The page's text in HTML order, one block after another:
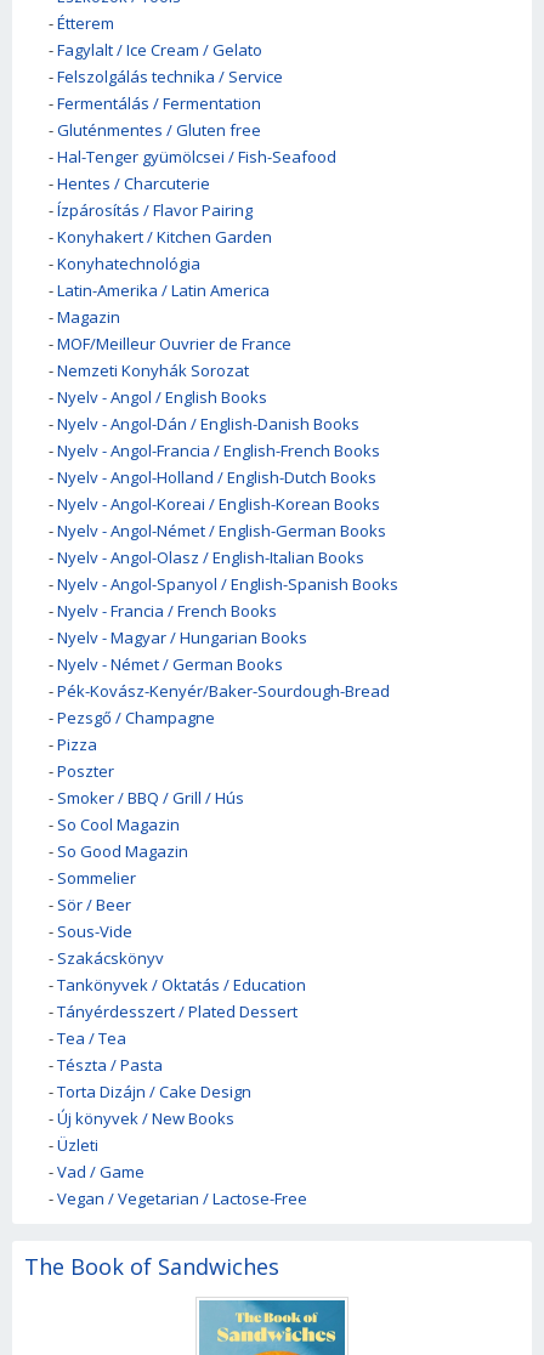
-Étterem
-Fagylalt / Ice Cream / Gelato
-Felszolgálás technika / Service
-Fermentálás / Fermentation
-Gluténmentes / Gluten free
-Hal-Tenger gyümölcsei / Fish-Seafood
-Hentes / Charcuterie
-Ízpárosítás / Flavor Pairing
-Konyhakert / Kitchen Garden
-Konyhatechnológia
-Latin-Amerika / Latin America
-Magazin
-MOF/Meilleur Ouvrier de France
-Nemzeti Konyhák Sorozat
-Nyelv - Angol / English Books
-Nyelv - Angol-Dán / English-Danish Books
-Nyelv - Angol-Francia / English-French Books
-Nyelv - Angol-Holland / English-Dutch Books
-Nyelv - Angol-Koreai / English-Korean Books
-Nyelv - Angol-Német / English-German Books
-Nyelv - Angol-Olasz / English-Italian Books
-Nyelv - Angol-Spanyol / English-Spanish Books
-Nyelv - Francia / French Books
-Nyelv - Magyar / Hungarian Books
-Nyelv - Német / German Books
-Pék-Kovász-Kenyér/Baker-Sourdough-Bread
-Pezsgő / Champagne
-Pizza
-Poszter
- Smoker / BBQ / Grill / Hús
- So Cool Magazin
- So Good Magazin
- Sommelier
- Sör / Beer
- Sous-Vide
- Szakácskönyv
-Tankönyvek / Oktatás / Education
-Tányérdesszert / Plated Dessert
-Tea / Tea
-Tészta / Pasta
-Torta Dizájn / Cake Design
-Új könyvek / New Books
-Üzleti
-Vad / Game
-Vegan / Vegetarian / Lactose-Free
The Book of Sandwiches